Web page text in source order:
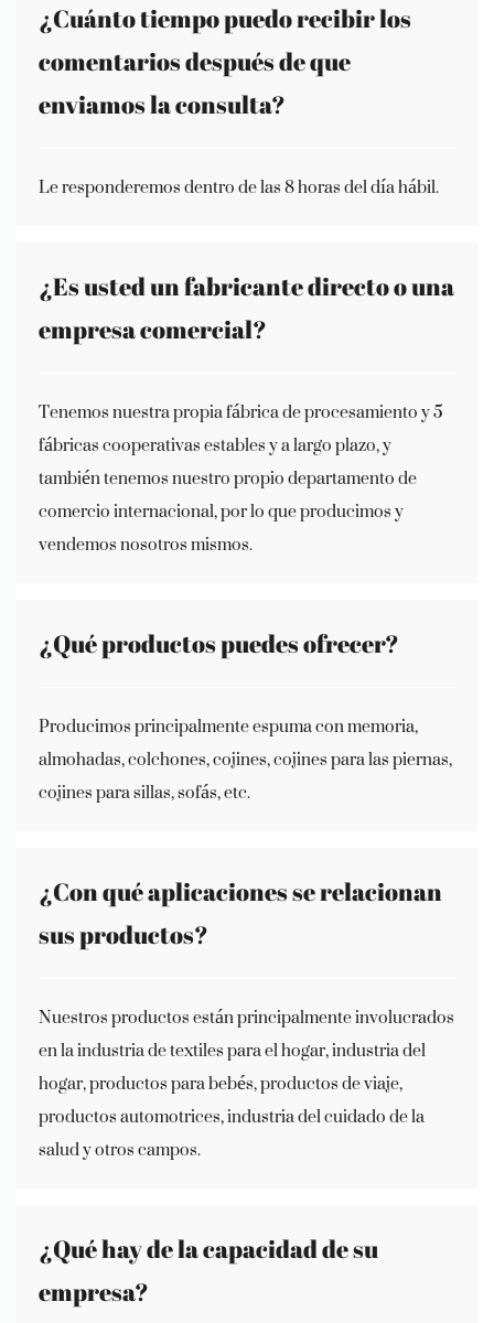
¿Cuánto tiempo puedo recibir los
comentarios después de que
enviamos la consulta?
Le responderemos dentro de las 8 horas del día hábil.
¿Es usted un fabricante directo o una
empresa comercial?
Tenemos nuestra propia fábrica de procesamiento y 5
fábricas cooperativas estables y a largo plazo, y
también tenemos nuestro propio departamento de
comercio internacional, por lo que producimos y
vendemos nosotros mismos.
¿Qué productos puedes ofrecer?
Producimos principalmente espuma con memoria,
almohadas, colchones, cojines, cojines para las piernas,
cojines para sillas, sofás, etc.
¿Con qué aplicaciones se relacionan
sus productos?
Nuestros productos están principalmente involucrados
en la industria de textiles para el hogar, industria del
hogar, productos para bebés, productos de viaje,
productos automotrices, industria del cuidado de la
salud y otros campos.
¿Qué hay de la capacidad de su
empresa?